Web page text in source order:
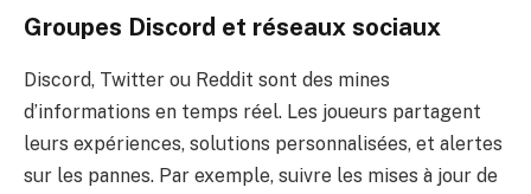
Groupes Discord et réseaux sociaux
Discord, Twitter ou Reddit sont des mines
d’informations en temps réel. Les joueurs partagent
leurs expériences, solutions personnalisées, et alertes
sur les pannes. Par exemple, suivre les mises à jour de